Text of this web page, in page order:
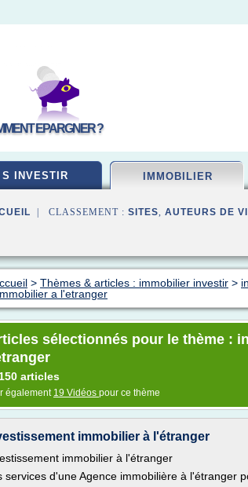
EPARGNER ?
S INVESTIR IMMOBILIER
| CLASSEMENT : SITES, AUTEURS DE
> Thèmes & articles : immobilier investir >
a l'etranger
sélectionnés pour le thème :
150 articles
également 19 Vidéos pour ce thème
immobilier à l'étranger
immobilier à l'étranger
services d'une Agence immobilière à l'étranger